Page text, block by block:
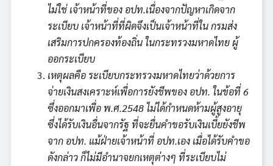
ไม่ใช่ เจ้าหน้าที่ของ อปท.เนื่องจากปัญหาเกิดจาก
ระเบียบ เจ้าหน้าที่ที่ผิดจึงเป็นเจ้าหน้าที่ใน กรมส่ง
เสริมการปกครองท้องถิ่น ในกระทรวงมหาดไทย ผู้
ออกระเบียบ
เหตุผลคือ ระเบียบกระทรวงมหาดไทยว่าด้วยการ
จ่ายเงินสงเคราะห์เพื่อการยังชีพของ อปท. ในข้อที่ 6
ซึ่งออกมาเพื่อ พ.ศ.2548 ไม่ได้กำหนดห้ามผู้สูงอายุ
ซึ่งได้รับเงินอื่นจากรัฐ ที่จะยื่นคำขอรับเงินเบี้ยยังชีพ
จาก อปท. แม้ฝ่ายเจ้าหน้าที่ อปท.เอง เมื่อได้รับคำขอ
ดังกล่าว ก็ไม่มีอำนาจยกเหตุต่างๆ ที่ระเบียบไม่